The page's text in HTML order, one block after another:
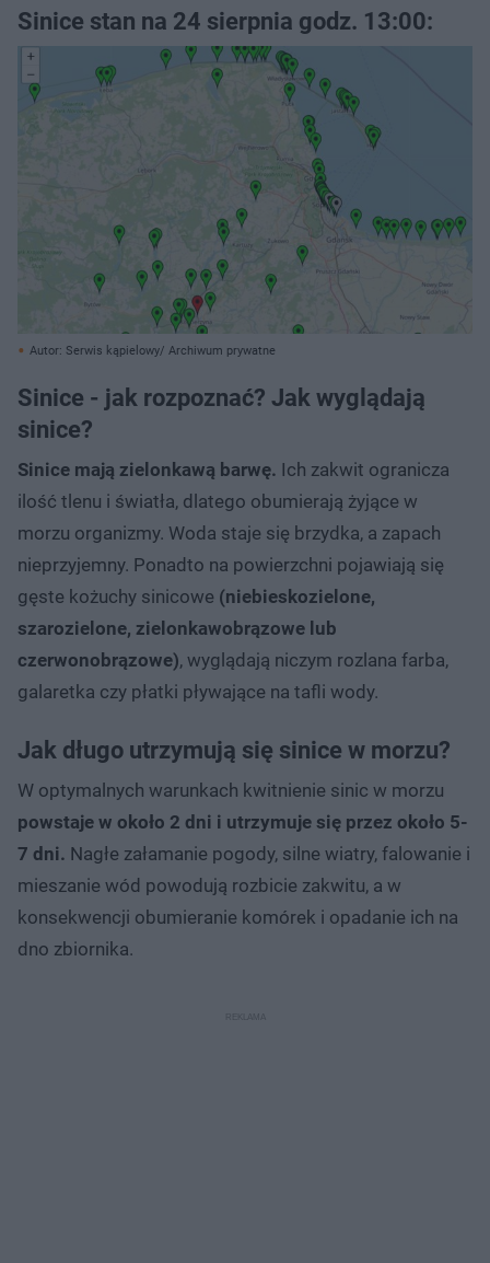
Sinice stan na 24 sierpnia godz. 13:00:
Autor: Serwis kąpielowy/ Archiwum prywatne
Sinice - jak rozpoznać? Jak wyglądają
sinice?
Sinice mają zielonkawą barwę. Ich zakwit ogranicza
ilość tlenu i światła, dlatego obumierają żyjące w
morzu organizmy. Woda staje się brzydka, a zapach
nieprzyjemny. Ponadto na powierzchni pojawiają się
gęste kożuchy sinicowe (niebieskozielone,
szarozielone, zielonkawobrązowe lub
czerwonobrązowe), wyglądają niczym rozlana farba,
galaretka czy płatki pływające na tafli wody.
Jak długo utrzymują się sinice w morzu?
W optymalnych warunkach kwitnienie sinic w morzu
powstaje w około 2 dni i utrzymuje się przez około 5-
7 dni. Nagłe załamanie pogody, silne wiatry, falowanie i
mieszanie wód powodują rozbicie zakwitu, a w
konsekwencji obumieranie komórek i opadanie ich na
dno zbiornika.